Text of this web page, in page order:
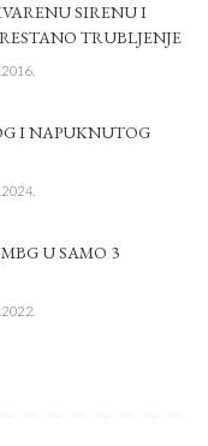
SIRENU I
TRUBLJENJE
I NAPUKNUTOG
U SAMO 3